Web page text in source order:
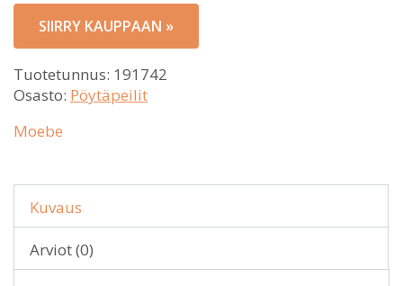
SIIRRY KAUPPAAN »
Tuotetunnus: 191742
Osasto: Pöytäpeilit
Moebe
Kuvaus
Arviot (0)